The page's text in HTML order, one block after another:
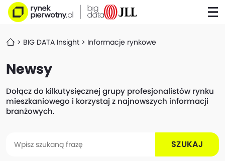
BIG DATA Insight Informacje rynkowe
Newsy
Dołącz do kilkutysięcznej grupy profesjonalistów rynku
mieszkaniowego i korzystaj z najnowszych informacji
branżowych.
SZUKAJ